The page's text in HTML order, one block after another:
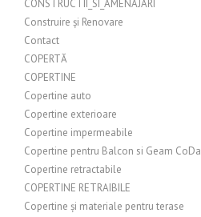
CONSTRUCTII_SI_AMENAJARI
Construire și Renovare
Contact
COPERTĂ
COPERTINE
Copertine auto
Copertine exterioare
Copertine impermeabile
Copertine pentru Balcon si Geam CoDa
Copertine retractabile
COPERTINE RETRAIBILE
Copertine și materiale pentru terase